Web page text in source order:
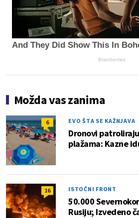
And They Did Show This In
Brainberries
Možda vas zanima
6 EVO ŠTA SE KAŽNJAVA
Dronovi
plažama: Kazne
16 ISTOČNI FRONT
50.000
Rusiju; Izvedeno